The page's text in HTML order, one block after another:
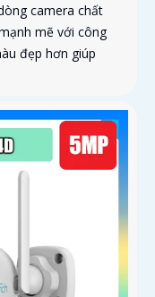
camera chất
mẽ với công
đẹp hơn giúp